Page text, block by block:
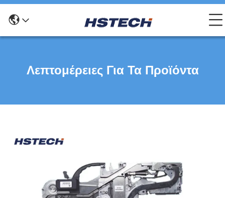
Λεπτομέρειες Για Τα Προϊόντα